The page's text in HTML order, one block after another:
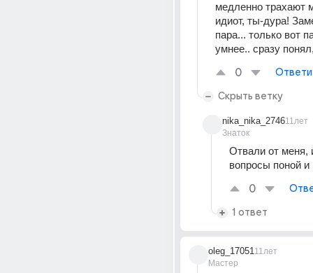
медленно трахают
идиот, ты-дура!
пара... только вот
умнее.. сразу
0
Скрыть ветку
nika_nika_2746
Знаток
11лет
Отвали от меня,
вопросы поной и
0
1 ответ
oleg_17051
Мастер
11лет